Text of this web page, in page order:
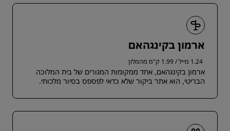
ארמון בקינגהאם
1.24 מייל / 1.99 ק"מ מהמלון
ארמון בקינגהאם, אחד ממקומות המגורים של בית המלוכה
הבריטי, הוא אתר ביקור שלא כדאי לפספס בסיור מלכותי.